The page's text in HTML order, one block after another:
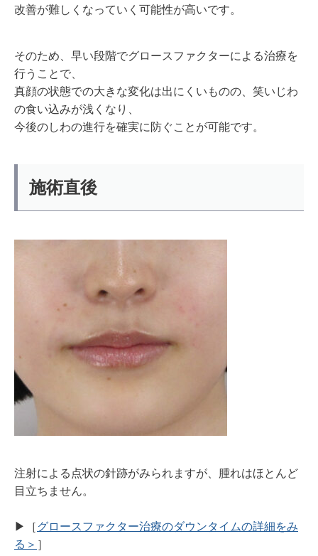
改善が難しくなっていく可能性が高いです。
そのため、早い段階でグロースファクターによる治療を
行うことで、
真顔の状態での大きな変化は出にくいものの、笑いじわ
の食い込みが浅くなり、
今後のしわの進行を確実に防ぐことが可能です。
施術直後
注射による点状の針跡がみられますが、腫れはほとんど
目立ちません。
▶︎［グロースファクター治療のダウンタイムの詳細をみ
る＞ ］